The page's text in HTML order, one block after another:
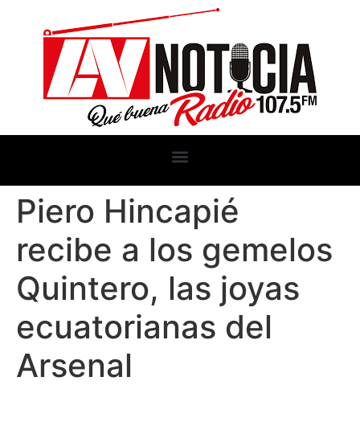
Piero Hincapié
recibe a los gemelos
Quintero, las joyas
ecuatorianas del
Arsenal